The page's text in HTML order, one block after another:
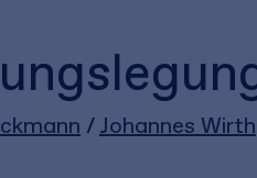
/ Johannes Wirth